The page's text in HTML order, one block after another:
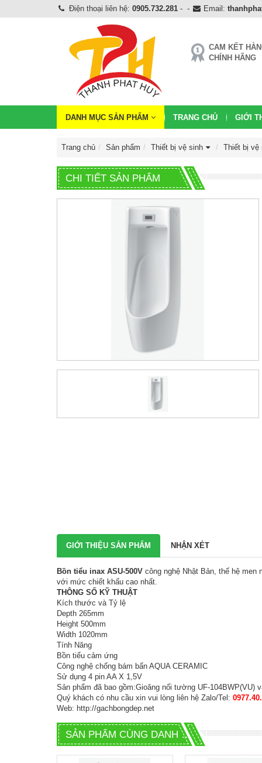
Điện thoại liên hệ: 0905.732.281- - Email:
CAM KẾT
CHÍNH HÃNG
DANH MỤC SẢN PHẨM TRANG CHỦ GIỚI
Trang chủ Sản phẩm Thiết bị vệ sinh Thiết bị vệ
CHI TIẾT SẢN PHẨM
GIỚI THIỆU SẢN PHẨM NHẬN XÉT
Bồn tiểu inax ASU-500V công nghệ Nhật Bản, thế hệ men
với mức chiết khấu cao nhất.
THÔNG SỐ KỸ THUẬT
Kích thước và Tỷ lệ
Depth 265mm
Height 500mm
Width 1020mm
Tính Năng
Bồn tiểu cảm ứng
Công nghệ chống bám bẩn AQUA CERAMIC
Sử dụng 4 pin AA X 1,5V
Sản phẩm đã bao gồm:Gioăng nối tường UF-104BWP(VU)
Quý khách có nhu cầu xin vui lòng liên hệ Zalo/Tel:
Web: http://gachbongdep.net
SẢN PHẨM CÙNG DANH MỤC